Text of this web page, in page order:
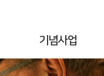
기념사업